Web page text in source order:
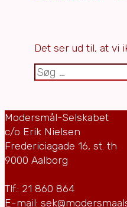
Det ser ud til, at vi
Søg
efter:
Modersmål-Selskabet
c/o Erik Nielsen
Fredericiagade 16, st. th
9000 Aalborg
Tlf.: 21 860 864
E-mail: